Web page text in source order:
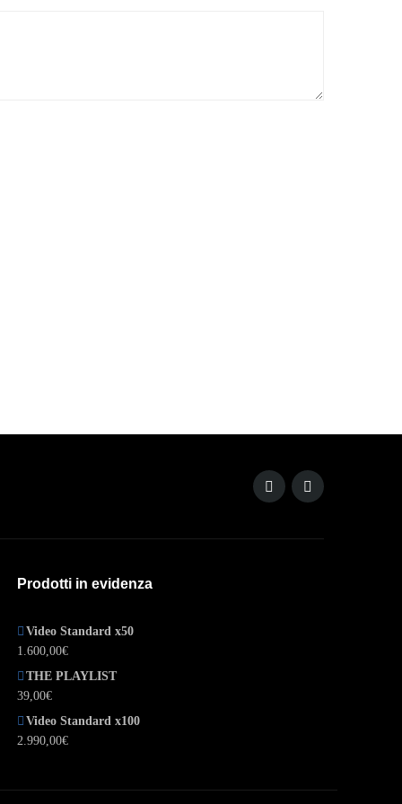
Prodotti in evidenza
Video Standard x50
1.600,00€
THE PLAYLIST
39,00€
Video Standard x100
2.990,00€